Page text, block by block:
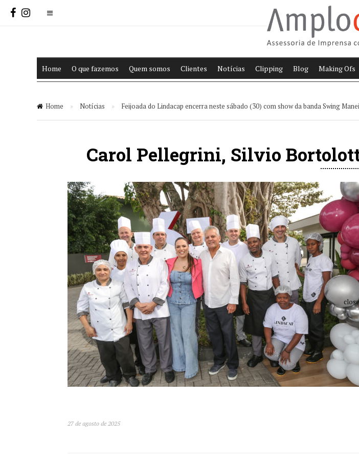
Home O que fazemos Quem somos Clientes Notícias Clipping Blog Making Ofs
Home » Notícias » Feijoada do Lindacap encerra neste sábado (30) com show da banda Swing
Carol Pellegrini, Silvio
27 de agosto de 2025
close